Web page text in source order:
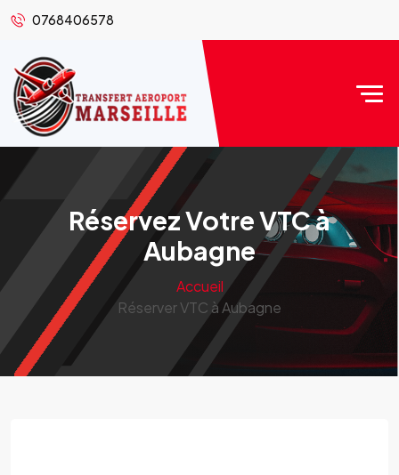
0768406578
Réservez Votre VTC à
Aubagne
Accueil
Réserver VTC à Aubagne